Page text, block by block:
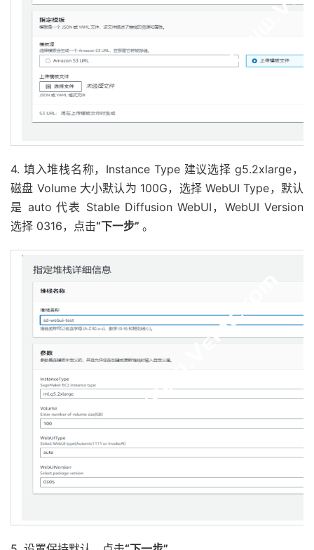
4. 填入堆栈名称，Instance Type 建议选择 g5.2xlarge，
磁盘 Volume 大小默认为 100G，选择 WebUI Type，默认
是 auto 代表 Stable Diffusion WebUI，WebUI Version
选择 0316，点击“下一步” 。